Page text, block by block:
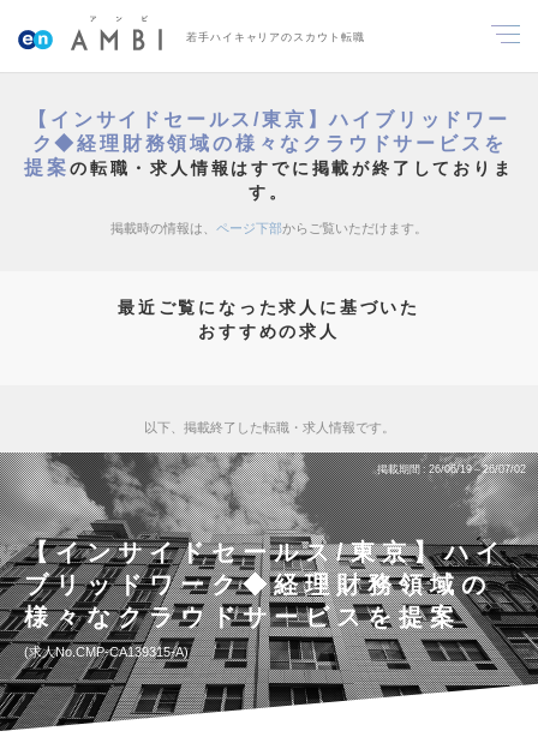
若手ハイキャリアのスカウト転職
【インサイドセールス/東京】ハイブリッドワー
ク◆経理財務領域の様々なクラウドサービスを
提案の転職・求人情報はすでに掲載が終了しておりま
す。
掲載時の情報は、 ページ下部からご覧いただけます。
最近ご覧になった求人に基づいた
おすすめの求人
以下、掲載終了した転職・求人情報です。
掲載期間 26/06/19～26/07/02
【インサイドセールス/東京】ハイ
ブリッドワーク◆経理財務領域の
様々なクラウドサービスを提案
求人No.CMP-CA139315-A